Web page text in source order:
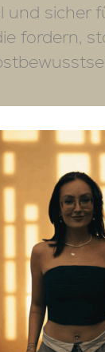
und sicher
fordern,